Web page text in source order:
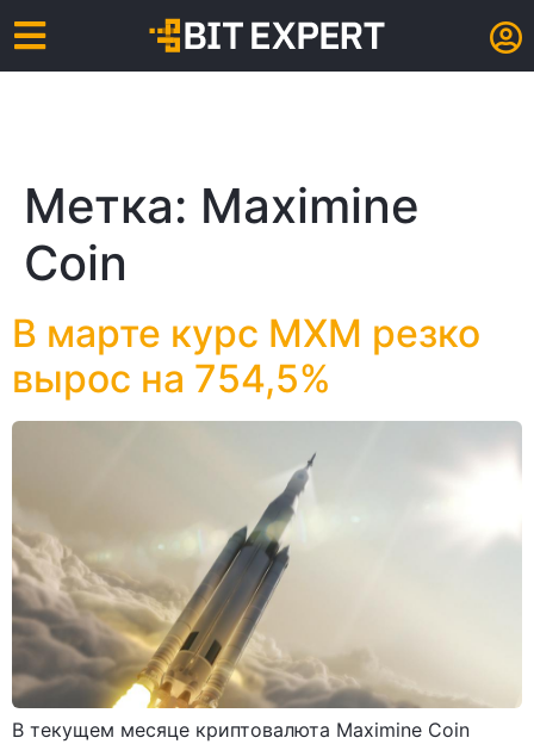
Метка: Maximine
Coin
В марте курс MXM резко
вырос на 754,5%
В текущем месяце криптовалюта Maximine Coin